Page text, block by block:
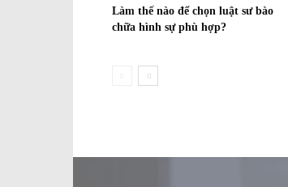
Làm thế nào để chọn luật sư bào
chữa hình sự phù hợp?